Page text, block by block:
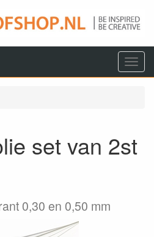
Menu
set van 2st
0,30 en 0,50 mm